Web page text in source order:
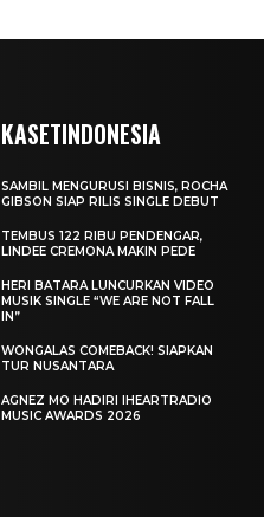
KASETINDONESIA
SAMBIL MENGURUSI BISNIS, ROCHA
GIBSON SIAP RILIS SINGLE DEBUT
TEMBUS 122 RIBU PENDENGAR,
LINDEE CREMONA MAKIN PEDE
HERI BATARA LUNCURKAN VIDEO
MUSIK SINGLE “WE ARE NOT FALL
IN”
WONGALAS COMEBACK! SIAPKAN
TUR NUSANTARA
AGNEZ MO HADIRI IHEARTRADIO
MUSIC AWARDS 2026